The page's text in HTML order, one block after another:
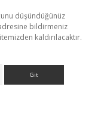
düşündüğünüz
bildirmeniz
kaldırılacaktır.